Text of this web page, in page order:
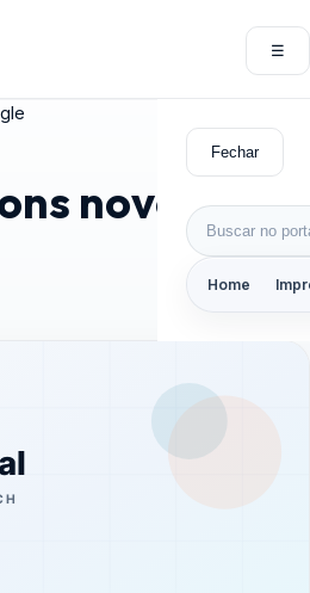
☰
Fechar
Buscar por:
Home
novos